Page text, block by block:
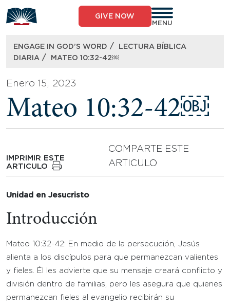
to
content
GIVE NOW
MENU
ENGAGE IN GOD’S WORD /
LECTURA BÍBLICA
DIARIA / MATEO 10:32-42￼
Enero 15, 2023
Mateo 10:32-42￼
IMPRIMIR ESTE
ARTICULO
COMPARTE ESTE
ARTICULO
Unidad en Jesucristo
Introducción
Mateo 10:32-42: En medio de la persecución, Jesús
alienta a los discípulos para que permanezcan valientes
y fieles. Él les advierte que su mensaje creará conflicto y
división dentro de familias, pero les asegura que quienes
permanezcan fieles al evangelio recibirán su